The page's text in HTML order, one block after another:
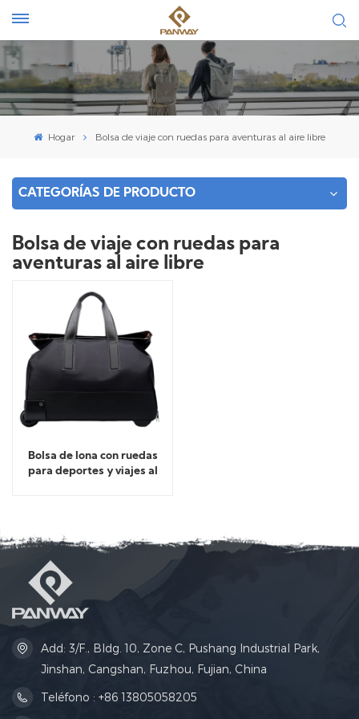
Hogar Bolsa de viaje con ruedas para aventuras al aire libre
CATEGORÍAS DE PRODUCTO
Bolsa de viaje con ruedas para
aventuras al aire libre
Bolsa de lona con ruedas
para deportes y viajes al
Add: 3/F., Bldg. 10, Zone C, Pushang Industrial Park,
Jinshan, Cangshan, Fuzhou, Fujian, China
Teléfono : +86 13805058205